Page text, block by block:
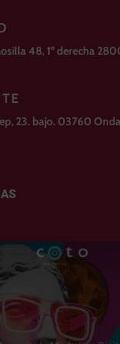
48, 1º derecha
23. bajo. 03760